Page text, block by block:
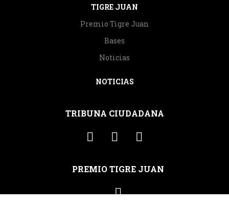
TIGRE JUAN
Premio Tigre Juan
Bases
Noticias
NOTICIAS
TRIBUNA CIUDADANA
PREMIO TIGRE JUAN